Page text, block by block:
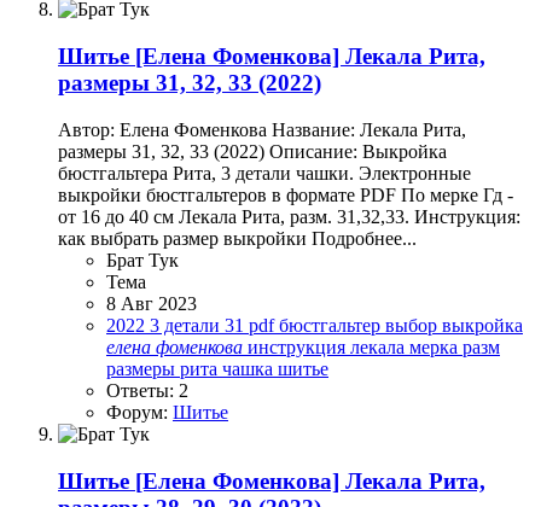
Шитье [Елена Фоменкова] Лекала Рита,
размеры 31, 32, 33 (2022)
Автор: Елена Фоменкова Название: Лекала Рита,
размеры 31, 32, 33 (2022) Описание: Выкройка
бюстгальтера Рита, 3 детали чашки. Электронные
выкройки бюстгальтеров в формате PDF По мерке Гд -
от 16 до 40 см Лекала Рита, разм. 31,32,33. Инструкция:
как выбрать размер выкройки Подробнее...
Брат Тук
Тема
8 Авг 2023
2022 3 детали 31 pdfбюстгальтер выбор выкройка
елена фоменкова инструкция лекала мерка разм
размеры рита чашка шитье
Ответы: 2
Форум: Шитье
Шитье [Елена Фоменкова] Лекала Рита,